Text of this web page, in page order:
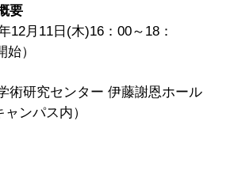
要
12月11日(木)16：00～18：
）
術研究センター 伊藤謝恩ホール
ャンパス内）